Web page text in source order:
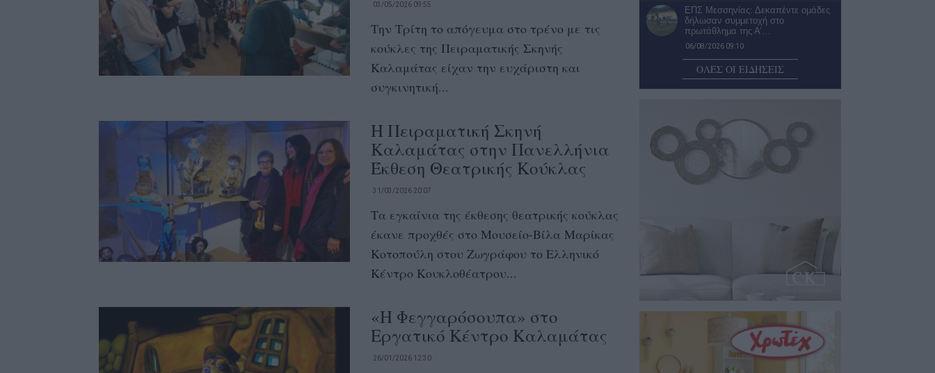
03/05/2026 09:55
Την Τρίτη το απόγευμα στο τρένο με τις
κούκλες της Πειραματικής Σκηνής
Καλαμάτας είχαν την ευχάριστη και
συγκινητική...
Η Πειραματική Σκηνή
Καλαμάτας στην Πανελλήνια
Έκθεση Θεατρικής Κούκλας
31/03/2026 20:07
Τα εγκαίνια της έκθεσης θεατρικής κούκλας
έκανε προχθές στο Μουσείο-Βίλα Μαρίκας
Κοτοπούλη στου Ζωγράφου το Ελληνικό
Κέντρο Κουκλοθέατρου...
«Η Φεγγαρόσουπα» στο
Εργατικό Κέντρο Καλαμάτας
26/01/2026 12:30
ΕΠΣ Μεσσηνίας: Δεκαπέντε ομάδες
δήλωσαν συμμετοχή στο
πρωτάθλημα της Α’…
06/08/2026 09:10
Σε κυκλοφορία το πρώτο τμήμα της
αναπλασμένης Αναγνωσταρά
06/08/2026 09:00
Κουρμινόφσκι
06/08/2026 08:23
ΟΛΕΣ ΟΙ ΕΙΔΗΣΕΙΣ